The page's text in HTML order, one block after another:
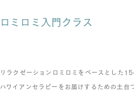
​ロミロミ入門クラス
リラクゼーションロミロミをベースとした
ハワイアンセラピーをお届けするための土台